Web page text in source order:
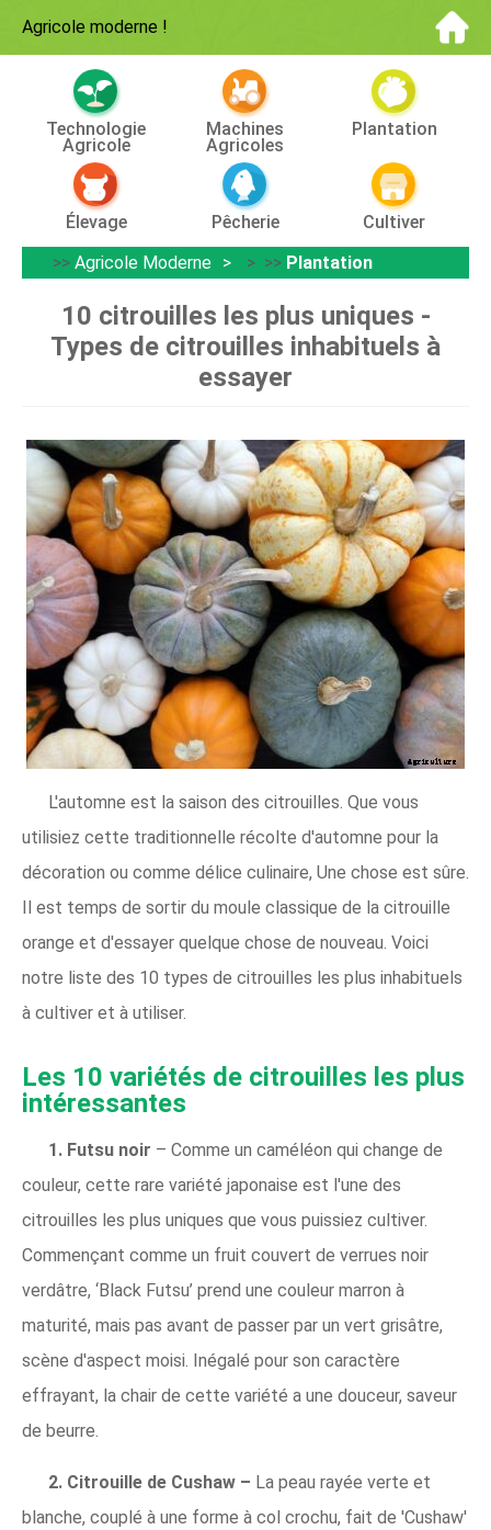
Agricole moderne !
Technologie
Agricole
Machines
Agricoles
Plantation
Élevage Pêcherie
Cultiver
>> Agricole Moderne > >> Plantation
10 citrouilles les plus uniques -
Types de citrouilles inhabituels à
essayer
L'automne est la saison des citrouilles. Que vous
utilisiez cette traditionnelle récolte d'automne pour la
décoration ou comme délice culinaire, Une chose est sûre.
Il est temps de sortir du moule classique de la citrouille
orange et d'essayer quelque chose de nouveau. Voici
notre liste des 10 types de citrouilles les plus inhabituels
à cultiver et à utiliser.
Les 10 variétés de citrouilles les plus
intéressantes
1. Futsu noir – Comme un caméléon qui change de
couleur, cette rare variété japonaise est l'une des
citrouilles les plus uniques que vous puissiez cultiver.
Commençant comme un fruit couvert de verrues noir
verdâtre, ‘Black Futsu’ prend une couleur marron à
maturité, mais pas avant de passer par un vert grisâtre,
scène d'aspect moisi. Inégalé pour son caractère
effrayant, la chair de cette variété a une douceur, saveur
de beurre.
2. Citrouille de Cushaw – La peau rayée verte et
blanche, couplé à une forme à col crochu, fait de 'Cushaw'